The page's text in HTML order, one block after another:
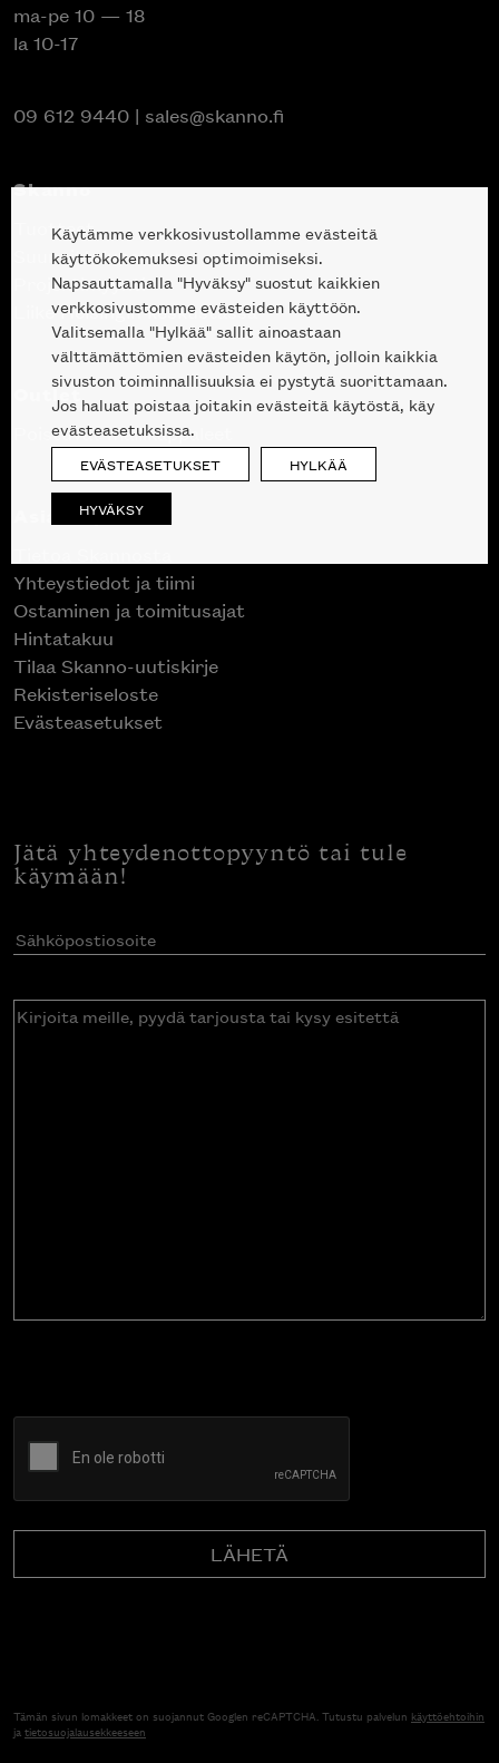
ma-pe 10 — 18
la 10-17
09 612 9440 | sales@skanno.fi
Skanno
Tuotteet
Suunnittelupalvelu
Projektimyynti
Liike Helsingin keskustassa
Outlet
Poistuvat mallikappaleet
Asiakaspalvelu
Yhteystiedot ja tiimi
Ostaminen ja toimitusajat
Hintatakuu
Tilaa Skanno-uutiskirje
Rekisteriseloste
Evästeasetukset
Jätä yhteydenottopyyntö tai tule
käymään!
Sähköpostiosoite(Pakollinen)
Kirjoita
Tämän sivun lomakkeet on suojannut Googlen reCAPTCHA. Tutustu palvelun käyttöehtoihin
jatietosuojalausekkeeseen
Käytämme verkkosivustollamme evästeitä
käyttökokemuksesi optimoimiseksi.
Napsauttamalla "Hyväksy" suostut kaikkien
verkkosivustomme evästeiden käyttöön.
Valitsemalla "Hylkää" sallit ainoastaan
välttämättömien evästeiden käytön, jolloin kaikkia
sivuston toiminnallisuuksia ei pystytä suorittamaan.
Jos haluat poistaa joitakin evästeitä käytöstä, käy
evästeasetuksissa.
EVÄSTEASETUKSET HYLKÄÄ
HYVÄKSY